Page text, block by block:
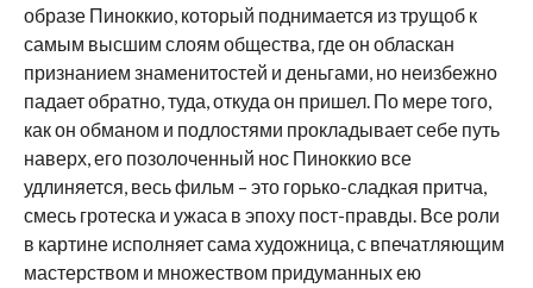
образе Пиноккио, который поднимается из трущоб к
самым высшим слоям общества, где он обласкан
признанием знаменитостей и деньгами, но неизбежно
падает обратно, туда, откуда он пришел. По мере того,
как он обманом и подлостями прокладывает себе путь
наверх, его позолоченный нос Пиноккио все
удлиняется, весь фильм – это горько-сладкая притча,
смесь гротеска и ужаса в эпоху пост-правды. Все роли
в картине исполняет сама художница, с впечатляющим
мастерством и множеством придуманных ею